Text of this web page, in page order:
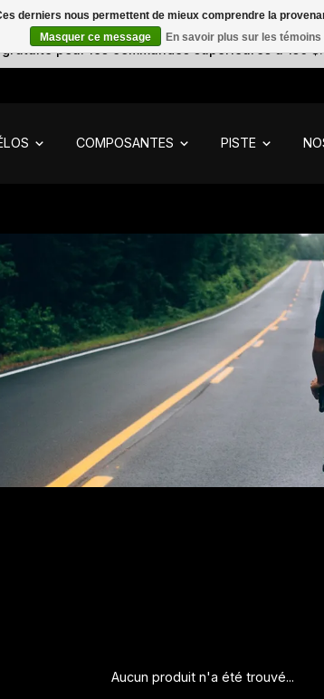
pour les commandes supérieures à 150
COMPOSANTES PISTE
Aucun produit n'a été trouvé...
derniers nous permettent de mieux comprendre la
Masquer ce message
En savoir plus sur les témoins